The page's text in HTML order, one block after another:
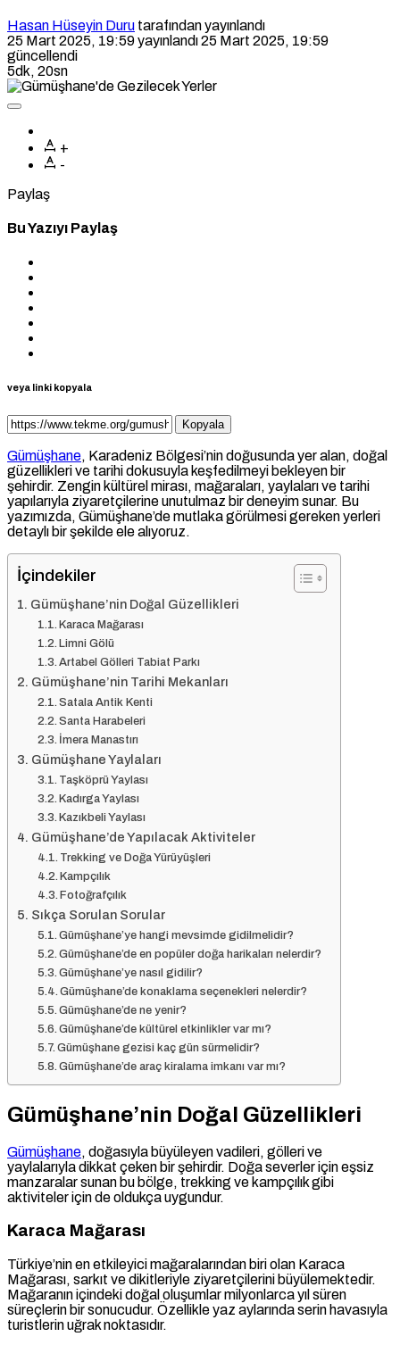
Hasan Hüseyin Duru tarafından yayınlandı
25 Mart 2025, 19:59yayınlandı25 Mart 2025, 19:59
güncellendi
5dk, 20sn
+
-
Paylaş
Bu Yazıyı Paylaş
veya linki kopyala
Kopyala
Gümüşhane, Karadeniz Bölgesi’nin doğusunda yer alan, doğal
güzellikleri ve tarihi dokusuyla keşfedilmeyi bekleyen bir
şehirdir. Zengin kültürel mirası, mağaraları, yaylaları ve tarihi
yapılarıyla ziyaretçilerine unutulmaz bir deneyim sunar. Bu
yazımızda, Gümüşhane’de mutlaka görülmesi gereken yerleri
detaylı bir şekilde ele alıyoruz.
İçindekiler
Gümüşhane’nin Doğal Güzellikleri
Karaca Mağarası
Limni Gölü
Artabel Gölleri Tabiat Parkı
Gümüşhane’nin Tarihi Mekanları
Satala Antik Kenti
Santa Harabeleri
İmera Manastırı
Gümüşhane Yaylaları
Taşköprü Yaylası
Kadırga Yaylası
Kazıkbeli Yaylası
Gümüşhane’de Yapılacak Aktiviteler
Trekking ve Doğa Yürüyüşleri
Kampçılık
Fotoğrafçılık
Sıkça Sorulan Sorular
Gümüşhane’ye hangi mevsimde gidilmelidir?
Gümüşhane’de en popüler doğa harikaları nelerdir?
Gümüşhane’ye nasıl gidilir?
Gümüşhane’de konaklama seçenekleri nelerdir?
Gümüşhane’de ne yenir?
Gümüşhane’de kültürel etkinlikler var mı?
Gümüşhane gezisi kaç gün sürmelidir?
Gümüşhane’de araç kiralama imkanı var mı?
Gümüşhane’nin Doğal Güzellikleri
Gümüşhane, doğasıyla büyüleyen vadileri, gölleri ve
yaylalarıyla dikkat çeken bir şehirdir. Doğa severler için eşsiz
manzaralar sunan bu bölge, trekking ve kampçılık gibi
aktiviteler için de oldukça uygundur.
Karaca Mağarası
Türkiye’nin en etkileyici mağaralarından biri olan Karaca
Mağarası, sarkıt ve dikitleriyle ziyaretçilerini büyülemektedir.
Mağaranın içindeki doğal oluşumlar milyonlarca yıl süren
süreçlerin bir sonucudur. Özellikle yaz aylarında serin havasıyla
turistlerin uğrak noktasıdır.